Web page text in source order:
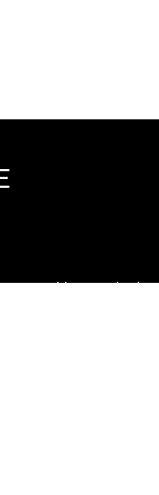
y découvrir